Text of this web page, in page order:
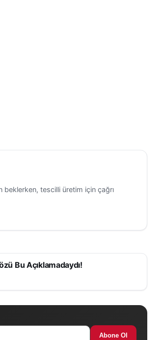
beklerken, tescilli üretim için çağrı
Bu Açıklamadaydı!
Abone Ol